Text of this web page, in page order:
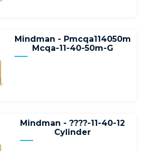
Mindman - Pmcqa114050m
Mcqa-11-40-50m-G
Mindman - ????-11-40-12
Cylinder